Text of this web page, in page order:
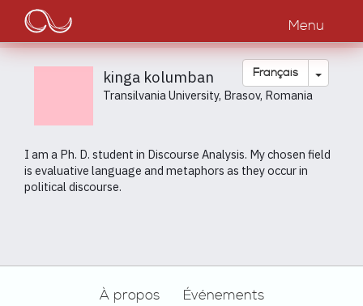
contenu
principal
Main
navigation
Menu
Français Toggle
kinga kolumban
Transilvania University, Brasov, Romania
I am a Ph. D. student in Discourse Analysis. My chosen field
is evaluative language and metaphors as they occur in
political discourse.
À propos
Événements